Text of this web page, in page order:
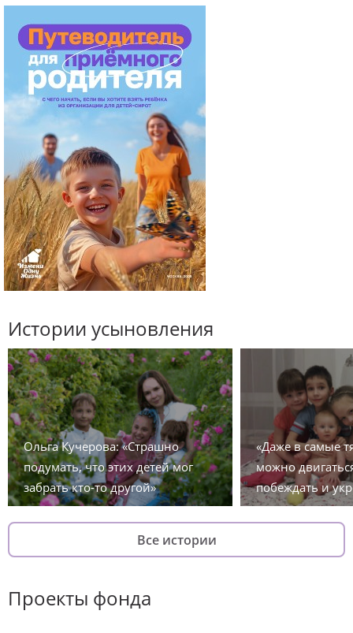
Истории усыновления
Ольга Кучерова: «Страшно
подумать, что этих детей мог
забрать кто-то другой»
«Даже в самые
можно
побеждать и
Все истории
Проекты фонда